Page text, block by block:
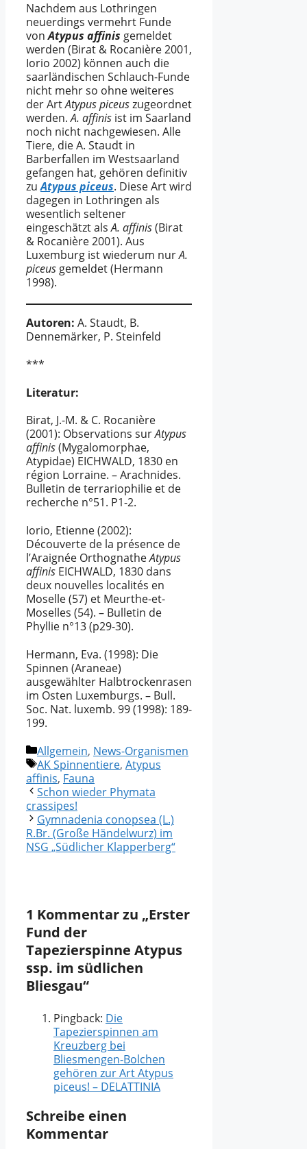
Nachdem aus Lothringen
neuerdings vermehrt Funde
vonAtypus affinis gemeldet
werden (Birat & Rocanière 2001,
Iorio 2002) können auch die
saarländischen Schlauch-Funde
nicht mehr so ohne weiteres
der ArtAtypus piceuszugeordnet
werden.A. affinis ist im Saarland
noch nicht nachgewiesen. Alle
Tiere, die A. Staudt in
Barberfallen im Westsaarland
gefangen hat, gehören definitiv
zuAtypus piceus. Diese Art wird
dagegen in Lothringen als
wesentlich seltener
eingeschätzt alsA. affinis(Birat
& Rocanière 2001). Aus
Luxemburg ist wiederum nurA.
piceus gemeldet (Hermann
1998).
Autoren: A. Staudt, B.
Dennemärker, P. Steinfeld
***
Literatur:
Birat, J.-M. & C. Rocanière
(2001): Observations surAtypus
affinis(Mygalomorphae,
Atypidae) EICHWALD, 1830 en
région Lorraine. – Arachnides.
Bulletin de terrariophilie et de
recherche n°51. P1-2.
Iorio, Etienne (2002):
Découverte de la présence de
l’Araignée OrthognatheAtypus
affinis EICHWALD, 1830 dans
deux nouvelles localités en
Moselle (57) et Meurthe-et-
Moselles (54). – Bulletin de
Phyllie n°13 (p29-30).
Hermann, Eva. (1998): Die
Spinnen (Araneae)
ausgewählter Halbtrockenrasen
im Osten Luxemburgs. – Bull.
Soc. Nat. luxemb. 99 (1998): 189-
199.
Kategorien
Allgemein, News-Organismen
Schlagwörter
AK Spinnentiere, Atypus
affinis, Fauna
Schon wieder Phymata
crassipes!
Gymnadenia conopsea (L.)
R.Br. (Große Händelwurz) im
NSG „Südlicher Klapperberg“
1 Kommentar zu „Erster
Fund der
Tapezierspinne Atypus
ssp. im südlichen
Bliesgau“
Pingback: Die
Tapezierspinnen am
Kreuzberg bei
Bliesmengen-Bolchen
gehören zur Art Atypus
piceus! – DELATTINIA
Schreibe einen
Kommentar